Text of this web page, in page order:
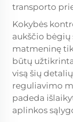
transporto
Kokybės
aukščio
matmeninę
būtų
visą šių
reguliavimo
padeda
aplinkos